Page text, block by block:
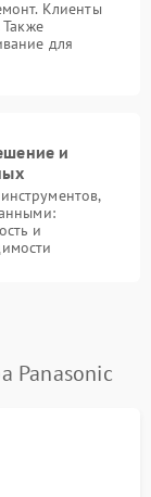
Клиенты
для
и
и
Panasonic